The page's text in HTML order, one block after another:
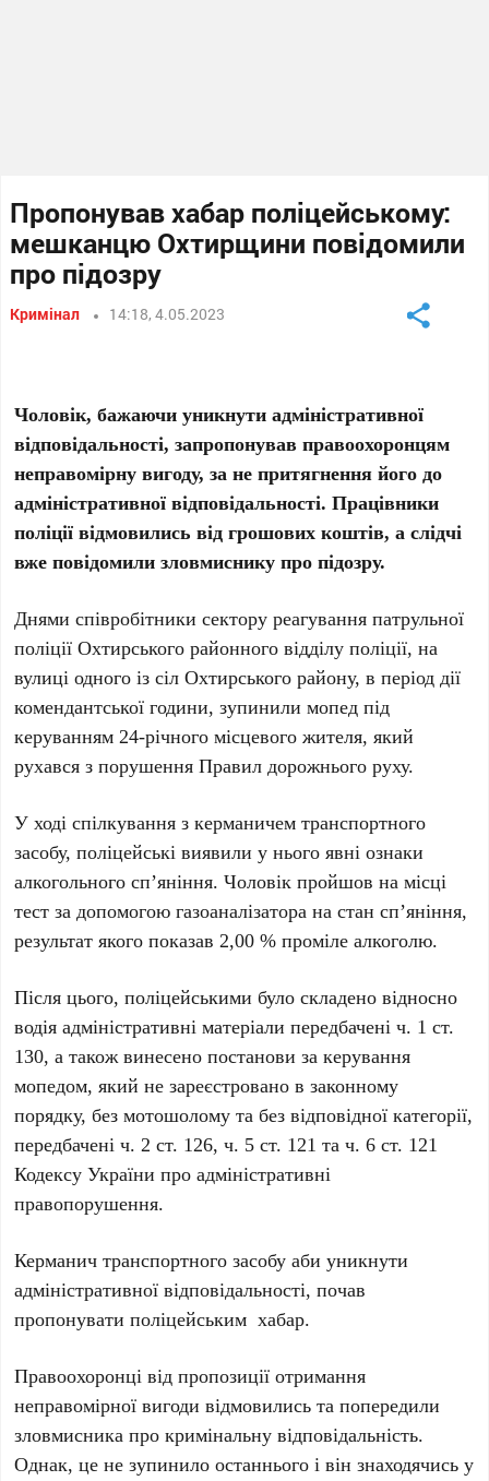
Пропонував хабар поліцейському:
мешканцю Охтирщини повідомили
про підозру
Кримінал 14:18, 4.05.2023
Чоловік, бажаючи уникнути адміністративної
відповідальності, запропонував правоохоронцям
неправомірну вигоду, за не притягнення його до
адміністративної відповідальності. Працівники
поліції відмовились від грошових коштів, а слідчі
вже повідомили зловмиснику про підозру.
Днями співробітники сектору реагування патрульної
поліції Охтирського районного відділу поліції, на
вулиці одного із сіл Охтирського району, в період дії
комендантської години, зупинили мопед під
керуванням 24-річного місцевого жителя, який
рухався з порушення Правил дорожнього руху.
У ході спілкування з керманичем транспортного
засобу, поліцейські виявили у нього явні ознаки
алкогольного сп’яніння. Чоловік пройшов на місці
тест за допомогою газоаналізатора на стан сп’яніння,
результат якого показав 2,00 % проміле алкоголю.
Після цього, поліцейськими було складено відносно
водія адміністративні матеріали передбачені ч. 1 ст.
130, а також винесено постанови за керування
мопедом, який не зареєстровано в законному
порядку, без мотошолому та без відповідної категорії,
передбачені ч. 2 ст. 126, ч. 5 ст. 121 та ч. 6 ст. 121
Кодексу України про адміністративні
правопорушення.
Керманич транспортного засобу аби уникнути
адміністративної відповідальності, почав
пропонувати поліцейським хабар.
Правоохоронці від пропозиції отримання
неправомірної вигоди відмовились та попередили
зловмисника про кримінальну відповідальність.
Однак, це не зупинило останнього і він знаходячись у